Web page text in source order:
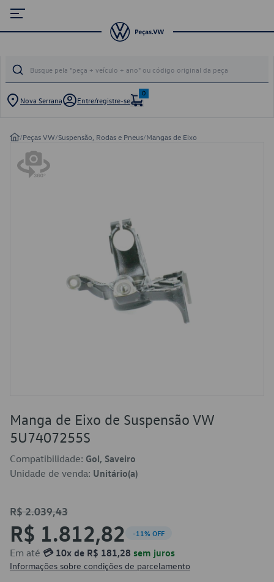
Nova Serrana Entre/registre-se
0
/Peças VW/Suspensão, Rodas e Pneus/Mangas de Eixo
Manga de Eixo de Suspensão VW
5U7407255S
Compatibilidade: Gol, Saveiro
Unidade de venda: Unitário(a)
R$ 2.039,43
R$ 1.812,82 -11% OFF
Em até 💳 10x de R$ 181,28 sem juros
Informações sobre condições de parcelamento